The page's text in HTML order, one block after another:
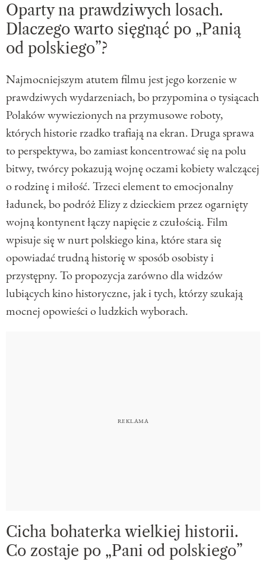
Oparty na prawdziwych losach.
Dlaczego warto sięgnąć po „Panią
od polskiego”?
Najmocniejszym atutem filmu jest jego korzenie w
prawdziwych wydarzeniach, bo przypomina o tysiącach
Polaków wywiezionych na przymusowe roboty,
których historie rzadko trafiają na ekran. Druga sprawa
to perspektywa, bo zamiast koncentrować się na polu
bitwy, twórcy pokazują wojnę oczami kobiety walczącej
o rodzinę i miłość. Trzeci element to emocjonalny
ładunek, bo podróż Elizy z dzieckiem przez ogarnięty
wojną kontynent łączy napięcie z czułością. Film
wpisuje się w nurt polskiego kina, które stara się
opowiadać trudną historię w sposób osobisty i
przystępny. To propozycja zarówno dla widzów
lubiących kino historyczne, jak i tych, którzy szukają
mocnej opowieści o ludzkich wyborach.
Cicha bohaterka wielkiej historii.
Co zostaje po „Pani od polskiego”